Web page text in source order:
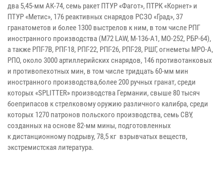
два 5,45-мм АК-74, семь ракет ПТУР «Фагот», ПТРК «Корнет» и
ПТУР «Метис», 176 реактивных снарядов РСЗО «Град», 37
гранатометов и более 1300 выстрелов к ним, в том числе РПГ
иностранного производства (М72 LAW, М-136-А1, МО-252, РБР-64),
а также РПГ-7В, РПГ-18, РПГ-22, РПГ-26, РПГ-28, РШГ, огнеметы МРО-А,
РПО, около 3000 артиллерийских снарядов, 146 противотанковых
и противопехотных мин, в том числе тридцать 60-мм мин
иностранного производства,более 200 ручных гранат, среди
которых «SPLITTER» производства Германии, свыше 80 тысяч
боеприпасов к стрелковому оружию различного калибра, среди
которых 1270 патронов польского производства,семь СВУ,
созданных на основе 82-мм мины, подготовленных
к дистанционному подрыву, 78,5 кг взрывчатых веществ,
экстремистская литература.